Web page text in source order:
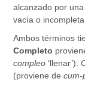
alcanzado por
vacía o incompleta.
Ambos términos
Completo
compleo ‘llenar’).
(proviene de cum-